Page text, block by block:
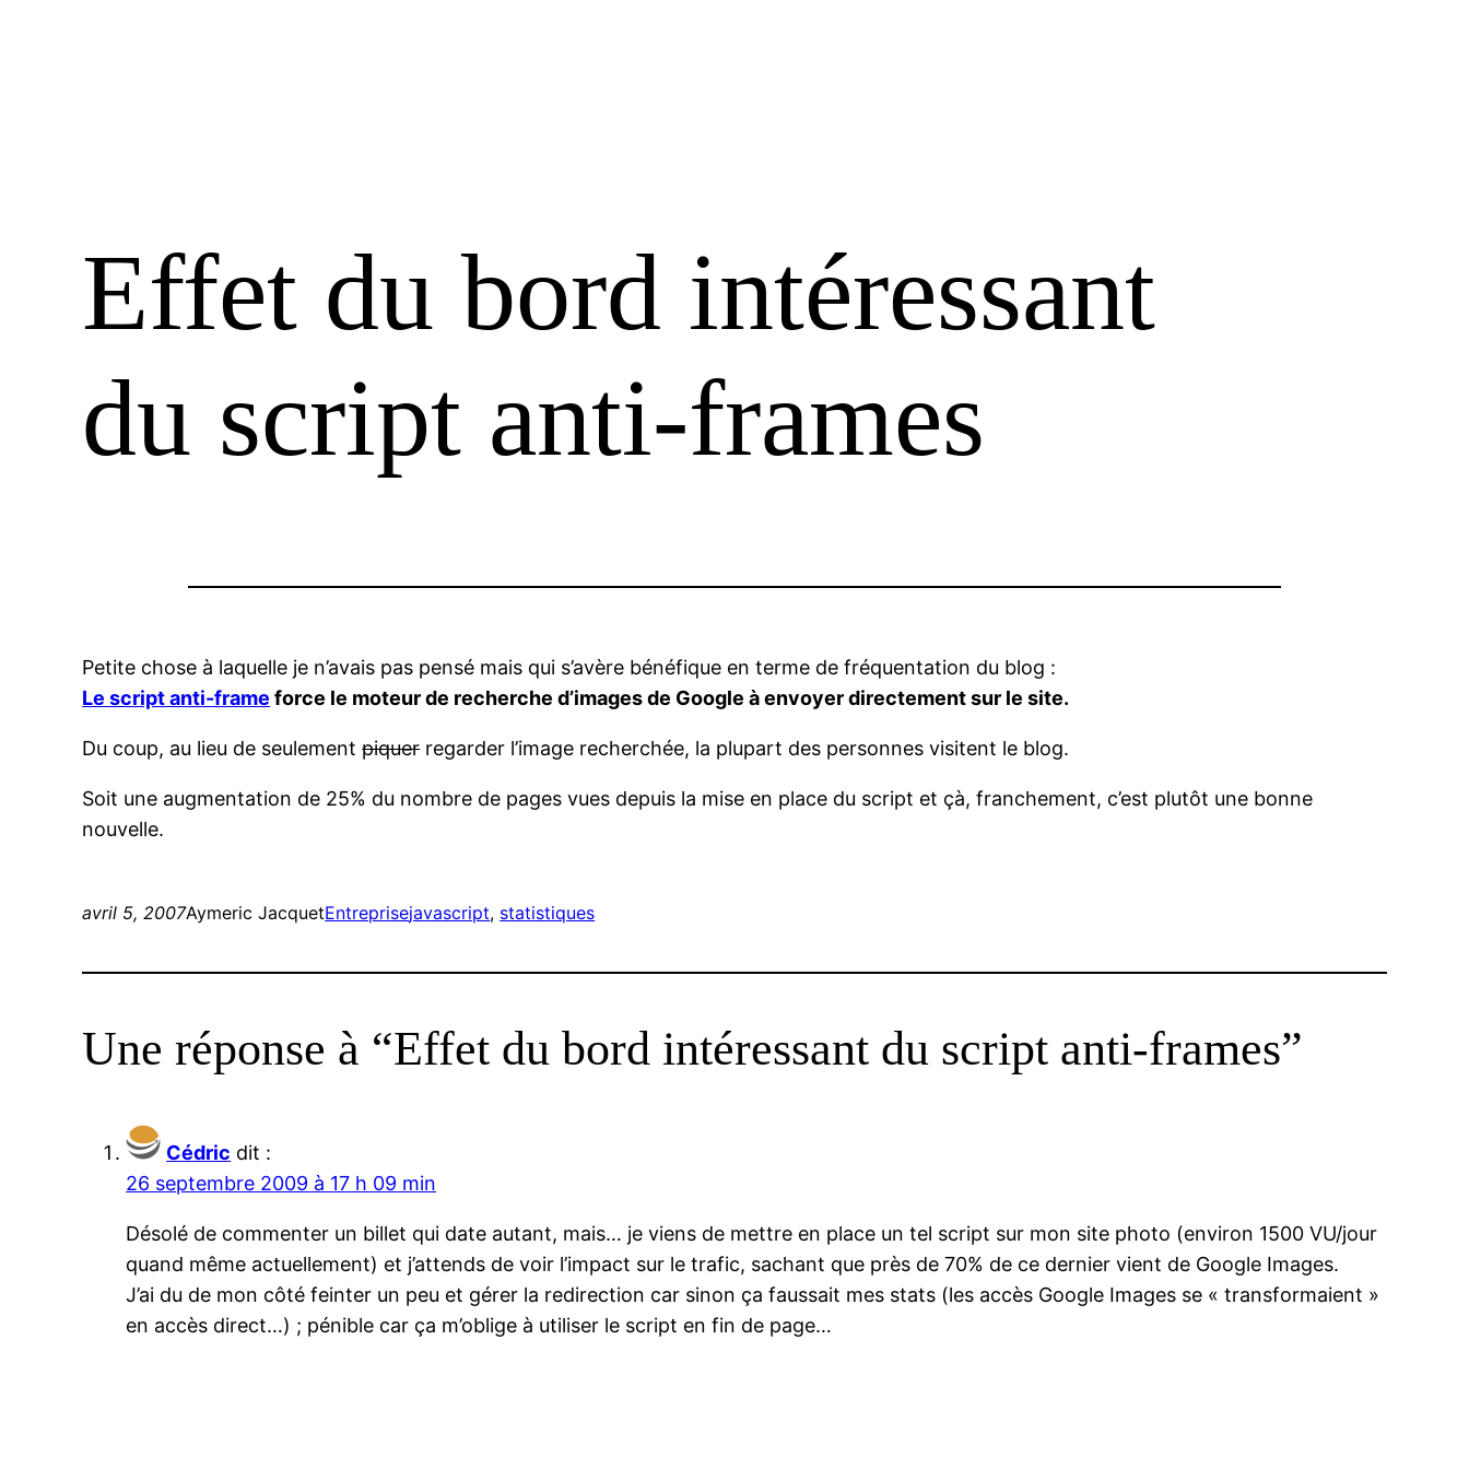
Effet du bord intéressant
du script anti-frames
Petite chose à laquelle je n’avais pas pensé mais qui s’avère bénéfique en terme de fréquentation du blog :
Le script anti-frame force le moteur de recherche d’images de Google à envoyer directement sur le site.
Du coup, au lieu de seulementpiquerregarder l’image recherchée, la plupart des personnes visitent le blog.
Soit une augmentation de 25% du nombre de pages vues depuis la mise en place du script et çà, franchement, c’est plutôt une bonne
nouvelle.
avril 5, 2007Aymeric JacquetEntreprisejavascript, statistiques
Une réponse à “Effet du bord intéressant du script anti-frames”
Cédric dit :
26 septembre 2009 à 17 h 09 min
Désolé de commenter un billet qui date autant, mais… je viens de mettre en place un tel script sur mon site photo (environ 1500 VU/jour
quand même actuellement) et j’attends de voir l’impact sur le trafic, sachant que près de 70% de ce dernier vient de Google Images.
J’ai du de mon côté feinter un peu et gérer la redirection car sinon ça faussait mes stats (les accès Google Images se « transformaient »
en accès direct…) ; pénible car ça m’oblige à utiliser le script en fin de page…